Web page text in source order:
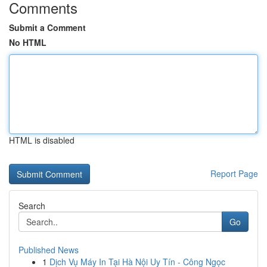
Comments
Submit a Comment
No HTML
HTML is disabled
Report Page
Search
Go
Published News
1 Dịch Vụ Máy In Tại Hà Nội Uy Tín - Công Ngọc